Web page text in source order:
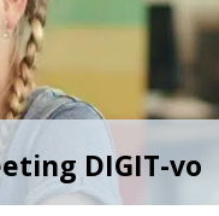
DIGIT-vo